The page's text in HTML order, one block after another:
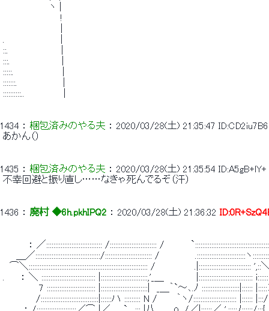
ヽ |
!
::.　　　　　　　　|
:::.　　　 　 　 　 |
:::::.　　　　 　 　 |
:::::::.　　　　　 　 |
::::::::::..　　　　 　 |
1434 ： 梱包済みのやる夫 ： 2020/03/28(土) 21:35:47 ID:CD2iu7B6
あかん（）
1435 ： 梱包済みのやる夫 ： 2020/03/28(土) 21:35:54 ID:A5gB+lY+
不幸回避と振り直し……なきゃ死んでるぞ（汗）
1436 ： 廃村 ◆6h.pkhIPQ2 ： 2020/03/28(土) 21:36:32
： ／::::::::::::::::::::::::::::::: /:::::::::::::::::::::::::: /　　　　
＿／::::::::::::::::::::::::::::::::::::/:::::::::::::::::::::::::: /　　 　 　 .:::::::::::::::::::::::::::ヽ
⌒＼:::::::::::::::::::::::::::::::::::::::::::::::::::::::::::::::::: /　　　　 　 .|:::::::::::::::::::::::::::::
.　　 ： ＼ :::::::::::::::::::::::::::::: |::::::::::::::::::::::::::,'_＿　　　 　 |::::::::::::::::::::::::::::::
7 ::::::::::::::::::::::::::: |::::::::::::::::::::::::::|　_＿｀`～､.ﾉ :::::::::::::::::::::|::::::
/::::::::::::::::::::::::::::::::|::::::ハ ::::::::: N /　 　 ｀ヽ/:::::::::::::::::::::::: |::::::